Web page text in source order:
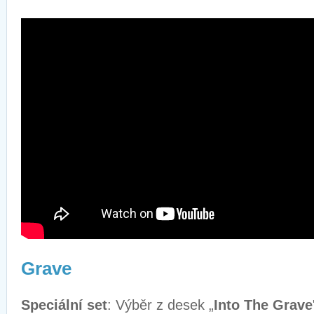
Grave
Speciální set: Výběr z desek „Into The Grave